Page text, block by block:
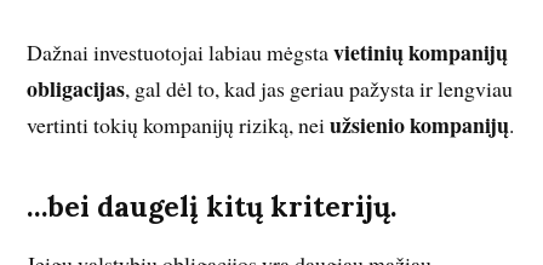
Dažnai investuotojai labiau mėgstavietinių kompanijų
obligacijas, gal dėl to, kad jas geriau pažysta ir lengviau
vertinti tokių kompanijų riziką, neiužsienio kompanijų.
…bei daugelį kitų kriterijų.